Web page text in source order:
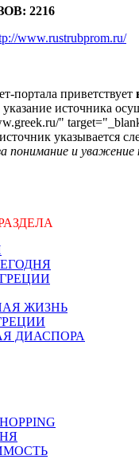
2216
www.rustrubprom.ru/
портала приветствует
указание источника
"
указывается
понимание и
ЖИЗНЬ
ДИАСПОРА